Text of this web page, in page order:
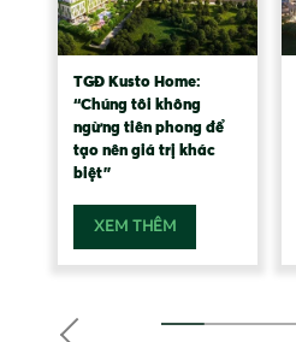
TGĐ Kusto Home:
“Chúng tôi không
ngừng tiên phong để
tạo nên giá trị khác
biệt”
XEM THÊM